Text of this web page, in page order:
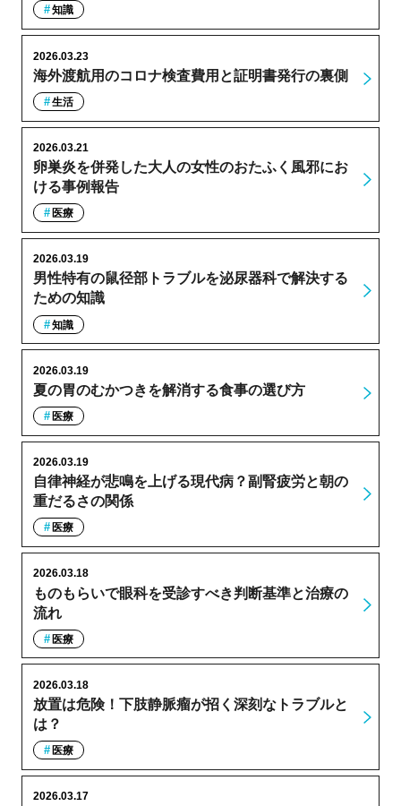
知識
海外渡航用のコロナ検査費用と証明書発行の裏側
2026.03.23
生活
卵巣炎を併発した大人の女性のおたふく風邪にお
ける事例報告
2026.03.21
医療
男性特有の鼠径部トラブルを泌尿器科で解決する
ための知識
2026.03.19
知識
夏の胃のむかつきを解消する食事の選び方
2026.03.19
医療
自律神経が悲鳴を上げる現代病？副腎疲労と朝の
重だるさの関係
2026.03.19
医療
ものもらいで眼科を受診すべき判断基準と治療の
流れ
2026.03.18
医療
放置は危険！下肢静脈瘤が招く深刻なトラブルと
は？
2026.03.18
医療
2026.03.17